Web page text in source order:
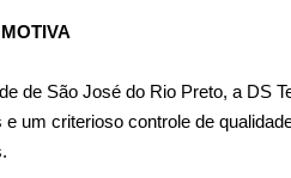
de São José do Rio Preto, a DS
um criterioso controle de